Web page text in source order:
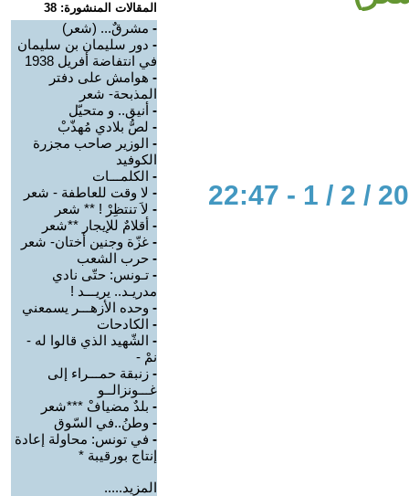
المقالات المنشورة: 38
- مشرقٌ... (شعر)
- دور سليمان بن سليمان
في انتفاضة أفريل 1938
- هوامش على دفتر
المذبحة- شعر
- أنيق.. و متحيّل ‏
- لصُّ بلادي مُهذّبْ
- الوزير صاحب مجزرة
الكوفيد
- الكلمـــات
- لا وقت للعاطفة - شعر
- لاَ تنتظِرْ ! ** شعر
- أقلامٌ للإيجار **شعر
- غزّة وجنين أختان- شعر
- حرب الشعب
- تـونس: حتّى نادي
مدريـد.. يريـــد ‏‎!‎
- وحده الأزهـــر يسمعني
- الكادحات
- الشّهيد الذي قالوا له -
نمْ -
- زنبقة حمـــراء إلى
غـــونزالــو
- بلدٌ مضيافْ ***شعر
- وطنُ..في السّوق
- في تونس: محاولة إعادة
إنتاج بورقيبة *‏
المزيد.....